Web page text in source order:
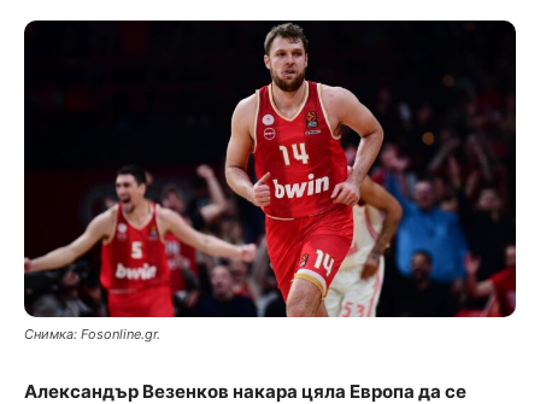
Снимка: Fosonline.gr.
Александър Везенков накара цяла Европа да се